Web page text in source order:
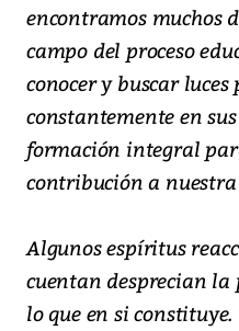
encontramos muchos
campo del proceso
conocer y buscar
constantemente en
formación integral
contribución a nuestra
Algunos espíritus
cuentan desprecian
lo que en si constituye.